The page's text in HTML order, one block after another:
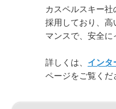
カスペルスキー
採用しており、高
マンスで、安全に
詳しくは、 インタ
ページをご覧くだ